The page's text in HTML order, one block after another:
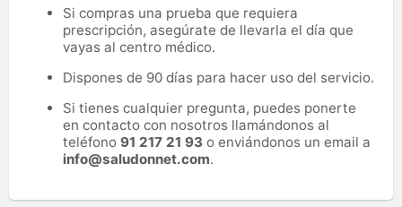
Si compras una prueba que requiera
prescripción, asegúrate de llevarla el día que
vayas al centro médico.
Dispones de 90 días para hacer uso del servicio.
Si tienes cualquier pregunta, puedes ponerte
en contacto con nosotros llamándonos al
teléfono 91 217 21 93 o enviándonos un email a
info@saludonnet.com.